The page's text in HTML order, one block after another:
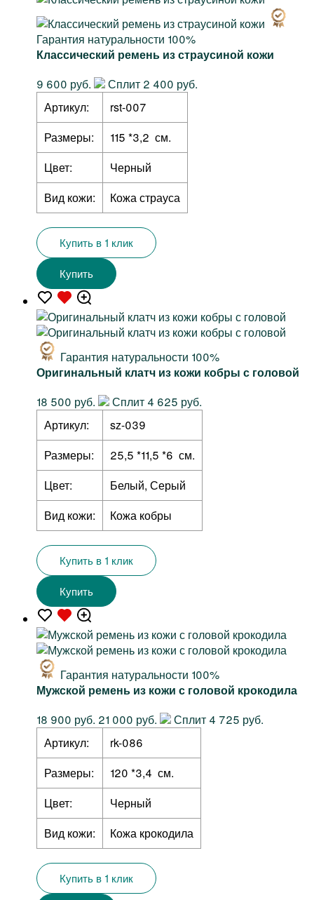
Гарантия натуральности 100%
Классический ремень из страусиной кожи
9 600 руб.
Сплит 2 400 руб.
Артикул:
rst-007
Размеры:
115 *3,2 см.
Цвет:
Черный
Вид кожи:
Кожа страуса
Купить в 1 клик
Купить
Гарантия натуральности 100%
Оригинальный клатч из кожи кобры с головой
18 500 руб.
Сплит 4 625 руб.
Артикул:
sz-039
Размеры:
25,5 *11,5 *6 см.
Цвет:
Белый, Серый
Вид кожи:
Кожа кобры
Купить в 1 клик
Купить
Гарантия натуральности 100%
Мужской ремень из кожи с головой крокодила
18 900 руб. 21 000 руб.
Сплит 4 725 руб.
Артикул:
rk-086
Размеры:
120 *3,4 см.
Цвет:
Черный
Вид кожи:
Кожа крокодила
Купить в 1 клик